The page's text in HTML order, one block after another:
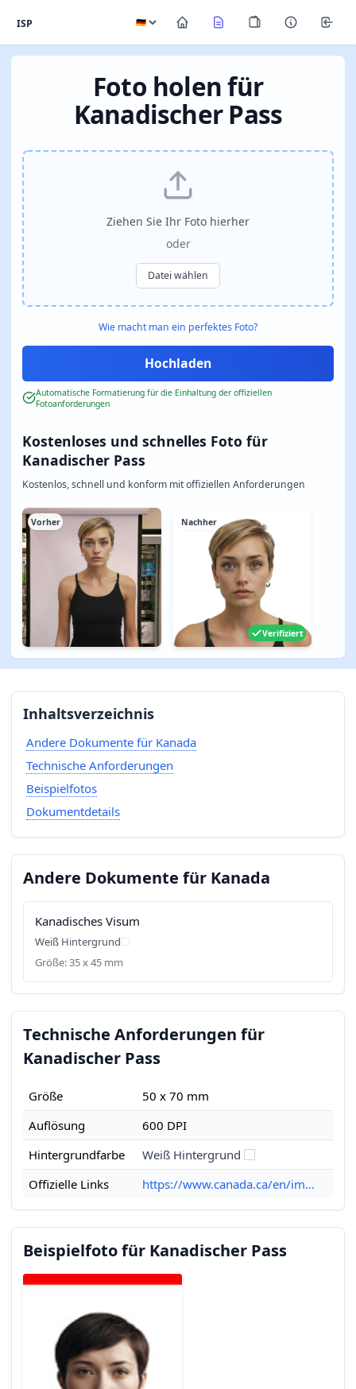
ISP
Foto holen für
Kanadischer Pass
Kostenloses und schnelles Foto für
Kanadischer Pass
Kostenlos, schnell und konform mit offiziellen Anforderungen
Vorher Nachher
Verifiziert
Ziehen Sie Ihr Foto hierher
oder
Datei wählen
Wie macht man ein perfektes Foto?
Automatische Formatierung für die Einhaltung der offiziellen
Fotoanforderungen
Inhaltsverzeichnis
Andere Dokumente für Kanada
Technische Anforderungen
Beispielfotos
Dokumentdetails
Andere Dokumente für Kanada
Kanadisches Visum
Weiß Hintergrund
Größe: 35 x 45 mm
Technische Anforderungen für
Kanadischer Pass
Größe
50 x 70 mm
Auflösung
600 DPI
Hintergrundfarbe
Weiß Hintergrund
Offizielle Links
https://www.canada.ca/en/im...
Beispielfoto für Kanadischer Pass